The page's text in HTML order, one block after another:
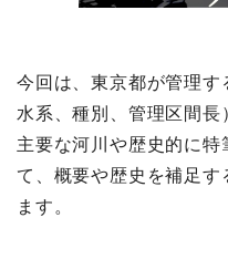
今回は、東京都が管理す
水系、種別、管理区間長
主要な河川や歴史的に
て、概要や歴史を補足す
ます。